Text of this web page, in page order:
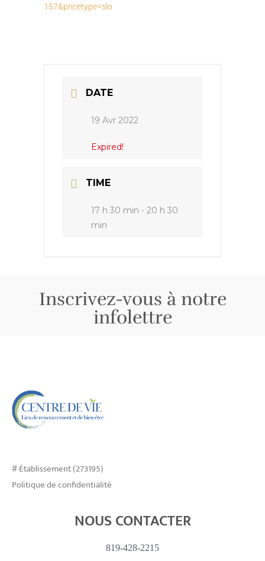
157&pricetype=slo
DATE
19 Avr 2022
Expired!
TIME
17 h 30 min - 20 h 30
min
Inscrivez-vous à notre
infolettre
# Établissement (273195)
Politique de confidentialité
NOUS CONTACTER
819-428-2215